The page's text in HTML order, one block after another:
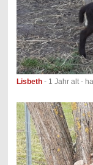
Lisbeth- 1 Jahr alt -